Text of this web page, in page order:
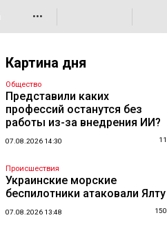
•••
Картина дня
Общество
Представили каких
профессий останутся без
работы из-за внедрения ИИ?
07.08.2026 14:30 11
Происшествия
Украинские морские
беспилотники атаковали Ялту
07.08.2026 13:48 150